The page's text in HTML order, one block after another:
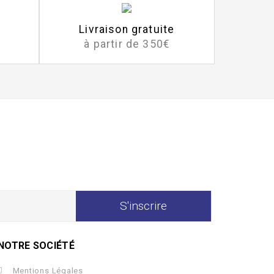
Livraison gratuite
à partir de 350€
SOCIÉTÉ
Mentions Légales